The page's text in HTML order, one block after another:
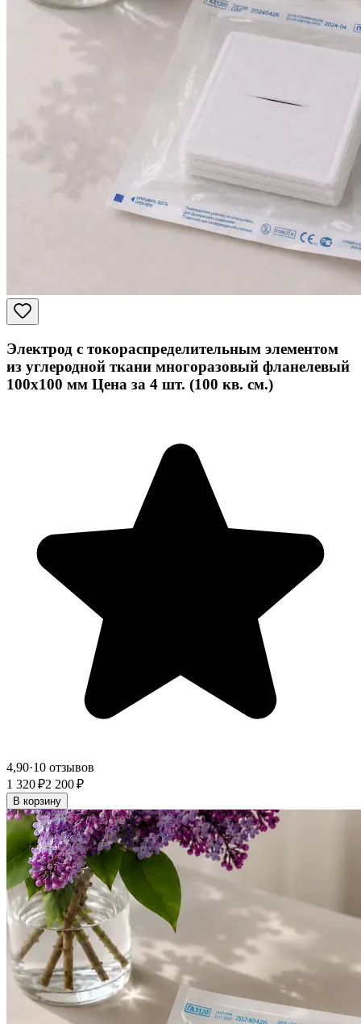
Электрод с токораспределительным элементом
из углеродной ткани многоразовый фланелевый
100x100 мм Цена за 4 шт. (100 кв. см.)
4,90·10 отзывов
1 320 ₽2 200 ₽
В корзину